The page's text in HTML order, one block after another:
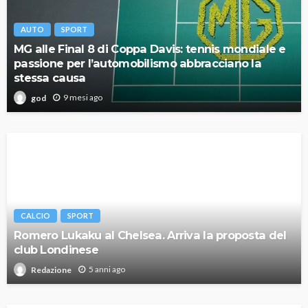
AUTO SPORT
MG alle Final 8 di Coppa Davis: tennis mondiale e
passione per l’automobilismo abbracciano la
stessa causa
god 9 mesi ago
CALCIO SPORT
Romero Lukaku al Chelsea. Arriva la proposta del
club Londinese
Redazione 5 anni ago